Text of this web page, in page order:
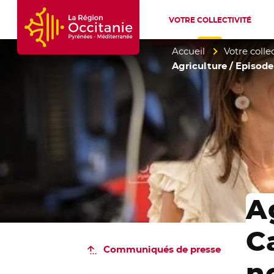
Accueil Région Occitanie / Pyrénées-
VOTRE COLLECTIVITÉ
Accueil Votre
Agriculture / Episode
Communiqués de presse